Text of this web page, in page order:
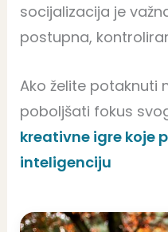
socijalizacija je
postupna,
Ako želite potaknuti
poboljšati fokus
kreativne igre koje
inteligenciju